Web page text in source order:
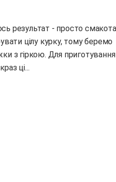
цілу курку, тому беремо
з гіркою. Для приготування
ці...